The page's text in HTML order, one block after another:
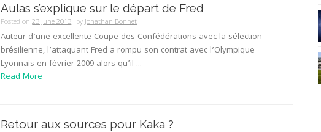
Aulas s’explique sur le départ de Fred
Posted on23 June 2013 byJonathan Bonnet
Auteur d’une excellente Coupe des Confédérations avec la sélection
brésilienne, l’attaquant Fred a rompu son contrat avec l’Olympique
Lyonnais en février 2009 alors qu’il ...
Read More
Retour aux sources pour Kaka ?